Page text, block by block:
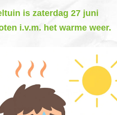
is zaterdag 27 juni
i.v.m. het warme weer.